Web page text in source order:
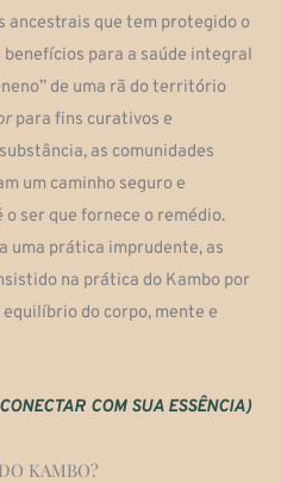
ancestrais que tem protegido o
para a saúde integral
de uma rã do território
para fins curativos e
as comunidades
um caminho seguro e
o ser que fornece o remédio.
uma prática imprudente, as
na prática do Kambo por
do corpo, mente e
COM SUA ESSÊNCIA)
KAMBO?